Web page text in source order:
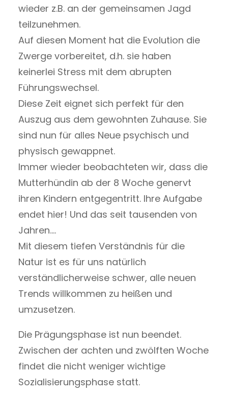
wieder z.B. an der gemeinsamen Jagd
teilzunehmen.
Auf diesen Moment hat die Evolution die
Zwerge vorbereitet, d.h. sie haben
keinerlei Stress mit dem abrupten
Führungswechsel.
Diese Zeit eignet sich perfekt für den
Auszug aus dem gewohnten Zuhause. Sie
sind nun für alles Neue psychisch und
physisch gewappnet.
Immer wieder beobachteten wir, dass die
Mutterhündin ab der 8 Woche genervt
ihren Kindern entgegentritt. Ihre Aufgabe
endet hier! Und das seit tausenden von
Jahren….
Mit diesem tiefen Verständnis für die
Natur ist es für uns natürlich
verständlicherweise schwer, alle neuen
Trends willkommen zu heißen und
umzusetzen.
Die Prägungsphase ist nun beendet.
Zwischen der achten und zwölften Woche
findet die nicht weniger wichtige
Sozialisierungsphase statt.